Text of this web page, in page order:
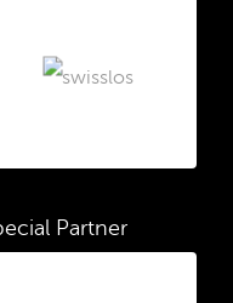
Partner